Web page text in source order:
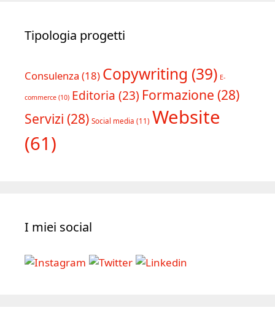
Tipologia progetti
Consulenza (18) Copywriting (39) E-
commerce (10) Editoria (23) Formazione (28)
Servizi (28) Social media (11) Website
(61)
I miei social